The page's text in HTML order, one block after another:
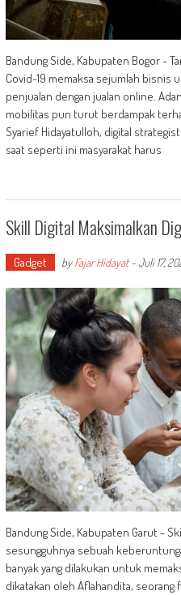
Bandung Side, Kabupaten Bogor -
Covid-19 memaksa sejumlah bisnis
penjualan dengan jualan online.
mobilitas pun turut berdampak
Syarief Hidayatulloh, digital
saat seperti ini masyarakat harus
Skill Digital Maksimalkan
Gadget byFajar Hidayat-Juli 17,
Bandung Side, Kabupaten Garut -
sesungguhnya sebuah
banyak yang dilakukan untuk
dikatakan oleh Aflahandita,